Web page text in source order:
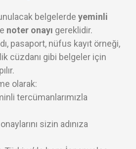
belgelerde yeminli
noter onayı gereklidir.
pasaport, nüfus kayıt örneği,
cüzdanı gibi belgeler için
olarak:
tercümanlarımızla
sizin adınıza